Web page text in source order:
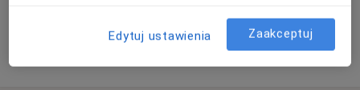
Laryngolog Dziecięcy Inowrocław
Edytuj ustawienia Zaakceptuj